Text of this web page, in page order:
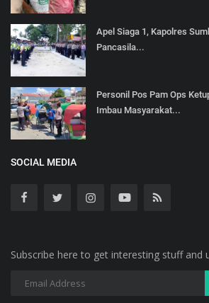
Apel Siaga 1, Kapolres
Pancasila...
Personil Pos Pam Ops
Imbau Masyarakat...
SOCIAL MEDIA
Subscribe here to get interesting stuff and